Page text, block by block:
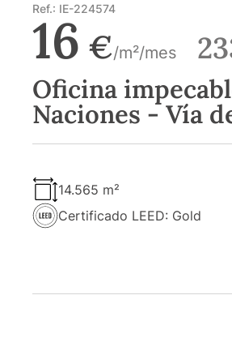
Ref.: IE-224574
16 €/m²/mes
Oficina
Naciones - Vía
14.565 m²
Certificado LEED: Gold